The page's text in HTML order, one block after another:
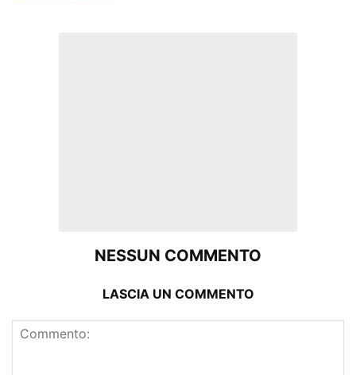
NESSUN COMMENTO
LASCIA UN COMMENTO